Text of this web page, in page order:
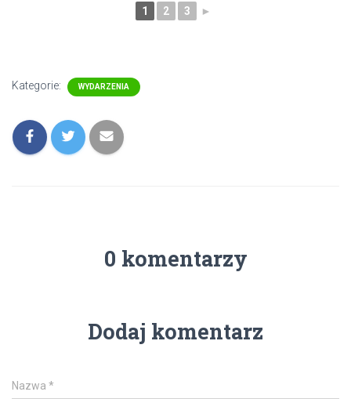
1 2 3 ►
Kategorie: WYDARZENIA
0 komentarzy
Dodaj komentarz
Nazwa *